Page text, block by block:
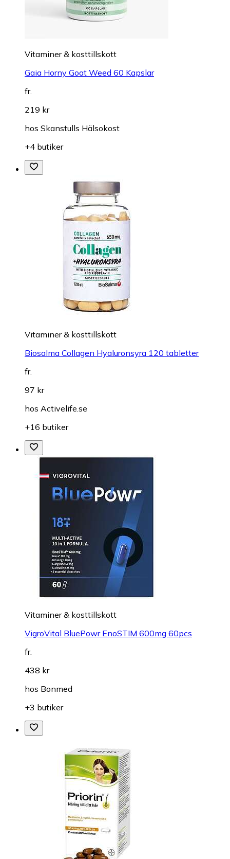
Vitaminer & kosttillskott
Gaia Horny Goat Weed 60 Kapslar
fr.
219 kr
hos Skanstulls Hälsokost
+4 butiker
Vitaminer & kosttillskott
Biosalma Collagen Hyaluronsyra 120 tabletter
fr.
97 kr
hos Activelife.se
+16 butiker
Vitaminer & kosttillskott
VigroVital BluePowr EnoSTIM 600mg 60pcs
fr.
438 kr
hos Bonmed
+3 butiker